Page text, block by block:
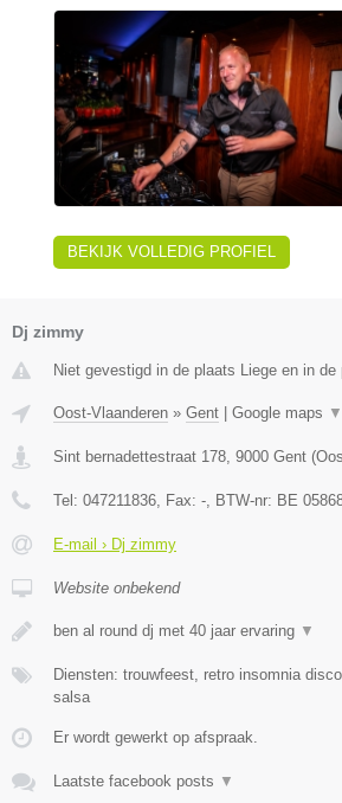
BEKIJK VOLLEDIG PROFIEL
Dj zimmy
Niet gevestigd in de plaats Liege en in de
Oost-Vlaanderen » Gent | Google maps ▼
Sint bernadettestraat 178 9000 Gent (
Tel: 047211836 , Fax: - , BTW-nr: BE
E-mail › Dj zimmy
Website onbekend
ben al round dj met 40 jaar ervaring ▼
Diensten: trouwfeest, retro insomnia
salsa
Er wordt gewerkt op afspraak.
Laatste facebook posts ▼